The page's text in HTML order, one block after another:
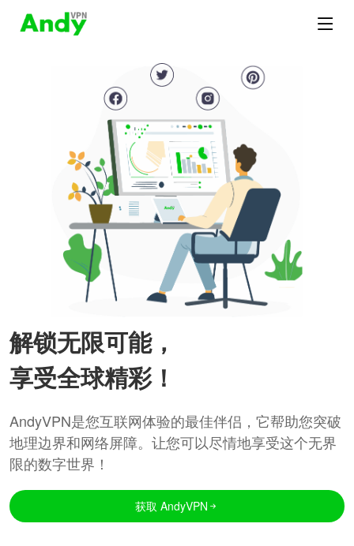
解锁无限可能，
享受全球精彩！
AndyVPN是您互联网体验的最佳伴侣，它帮助您突破
地理边界和网络屏障。让您可以尽情地享受这个无界
限的数字世界！
获取 AndyVPN